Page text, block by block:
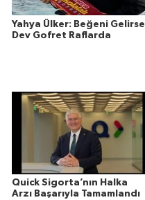
Yahya Ülker: Beğeni Gelirse
Dev Gofret Raflarda
Quick Sigorta’nın Halka
Arzı Başarıyla Tamamlandı